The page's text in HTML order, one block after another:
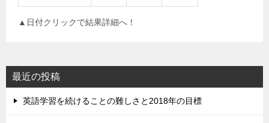
▲日付クリックで結果詳細へ！
最近の投稿
英語学習を続けることの難しさと2018年の目標